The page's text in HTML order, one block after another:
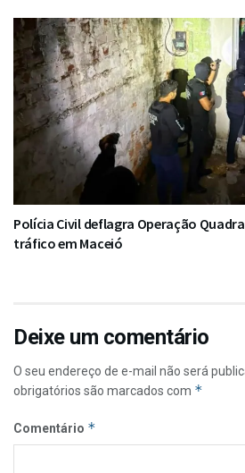
Polícia Civil deflagra Operação
tráfico em Maceió
Deixe um comentário
O seu endereço de e-mail não será
obrigatórios são marcados com *
Comentário *